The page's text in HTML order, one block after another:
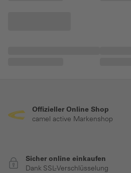
Offizieller Online Shop
camel active Markenshop
Sicher online einkaufen
Dank SSL-Verschlüsselung